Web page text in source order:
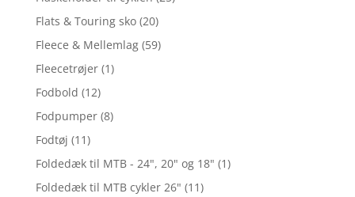
Flats & Touring sko (20)
Fleece & Mellemlag (59)
Fleecetrøjer (1)
Fodbold (12)
Fodpumper (8)
Fodtøj (11)
Foldedæk til MTB - 24", 20" og 18" (1)
Foldedæk til MTB cykler 26" (11)